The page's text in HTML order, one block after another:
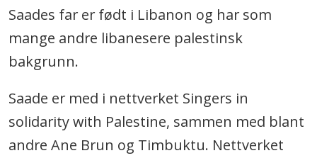
Saades far er født i Libanon og har som
mange andre libanesere palestinsk
bakgrunn.
Saade er med i nettverket Singers in
solidarity with Palestine, sammen med blant
andre Ane Brun og Timbuktu. Nettverket